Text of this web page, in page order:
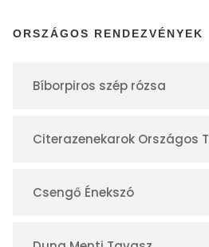
n
a
á
ORSZÁGOS RENDEZVÉNYEK
Bíborpiros szép rózsa
Citerazenekarok Országos
Csengő Énekszó